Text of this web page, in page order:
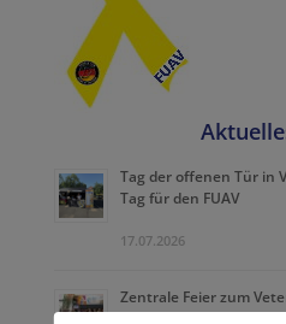
Tag der offenen Tür in
Tag für den FUAV
17.07.2026
Zentrale Feier zum
mit der Team-Respect-